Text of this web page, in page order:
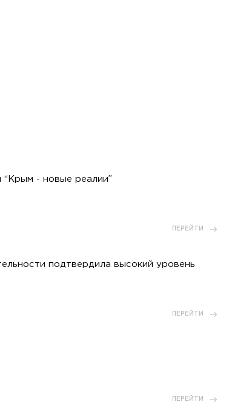
“Крым - новые реалии”
ПЕРЕЙТИ
подтвердила высокий уровень
ПЕРЕЙТИ
ПЕРЕЙТИ